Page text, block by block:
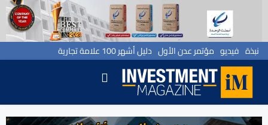
نبذة فيديو مؤتمر عدن الأول دليل أشهر 100 علامة تجارية